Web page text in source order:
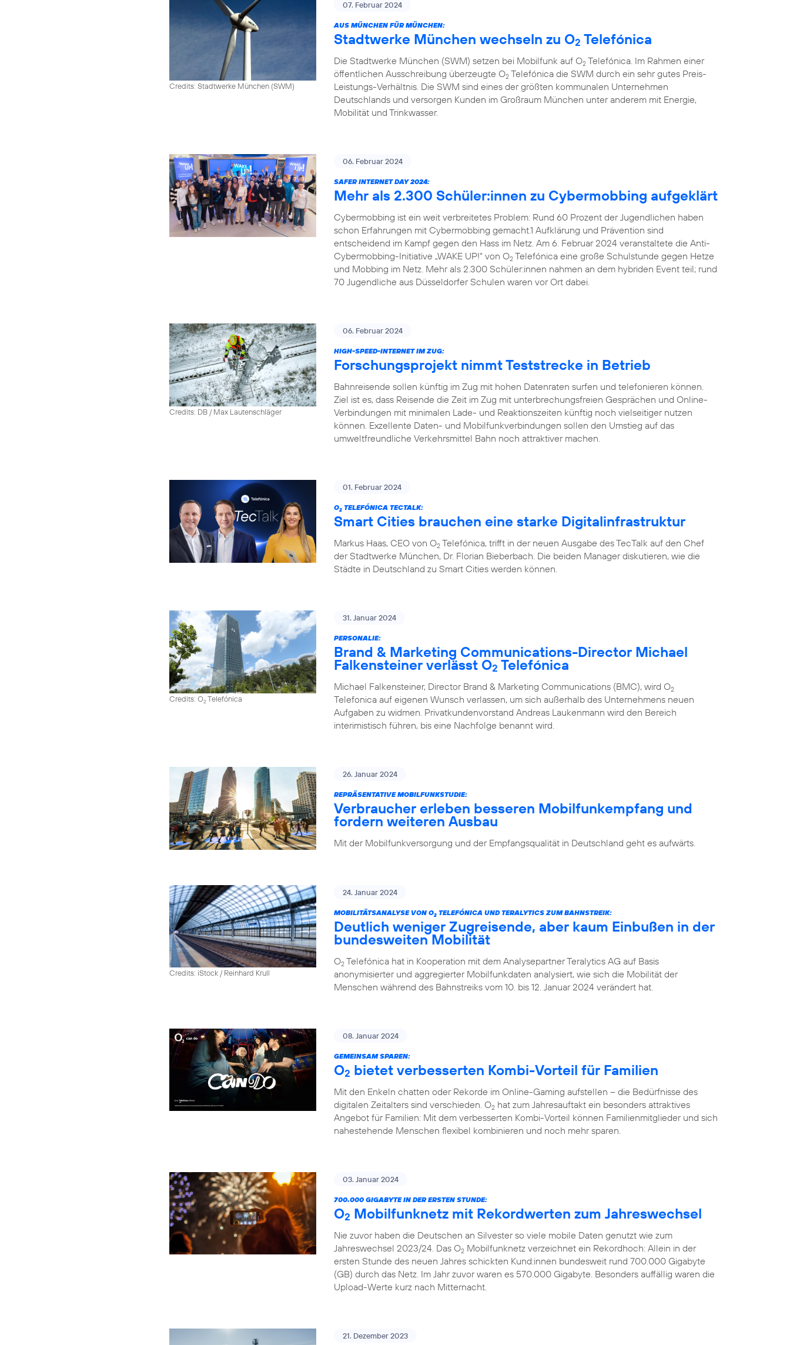
Credits: Stadtwerke München (SWM)
07. Februar 2024
AUS MÜNCHEN FÜR MÜNCHEN:
Stadtwerke München wechseln zu O2 Telefónica
Die Stadtwerke München (SWM) setzen bei Mobilfunk auf O2 Telefónica. Im Rahmen einer
öffentlichen Ausschreibung überzeugte O2 Telefónica die SWM durch ein sehr gutes Preis-
Leistungs-Verhältnis. Die SWM sind eines der größten kommunalen Unternehmen
Deutschlands und versorgen Kunden im Großraum München unter anderem mit Energie,
Mobilität und Trinkwasser.
06. Februar 2024
SAFER INTERNET DAY 2024:
Mehr als 2.300 Schüler:innen zu Cybermobbing aufgeklärt
Cybermobbing ist ein weit verbreitetes Problem: Rund 60 Prozent der Jugendlichen haben
schon Erfahrungen mit Cybermobbing gemacht.1 Aufklärung und Prävention sind
entscheidend im Kampf gegen den Hass im Netz. Am 6. Februar 2024 veranstaltete die Anti-
Cybermobbing-Initiative „WAKE UP!“ von O2 Telefónica eine große Schulstunde gegen Hetze
und Mobbing im Netz. Mehr als 2.300 Schüler:innen nahmen an dem hybriden Event teil; rund
70 Jugendliche aus Düsseldorfer Schulen waren vor Ort dabei.
Credits: DB / Max Lautenschläger
06. Februar 2024
HIGH-SPEED-INTERNET IM ZUG:
Forschungsprojekt nimmt Teststrecke in Betrieb
Bahnreisende sollen künftig im Zug mit hohen Datenraten surfen und telefonieren können.
Ziel ist es, dass Reisende die Zeit im Zug mit unterbrechungsfreien Gesprächen und Online-
Verbindungen mit minimalen Lade- und Reaktionszeiten künftig noch vielseitiger nutzen
können. Exzellente Daten- und Mobilfunkverbindungen sollen den Umstieg auf das
umweltfreundliche Verkehrsmittel Bahn noch attraktiver machen.
01. Februar 2024
O2 TELEFÓNICA TECTALK:
Smart Cities brauchen eine starke Digitalinfrastruktur
Markus Haas, CEO von O2 Telefónica, trifft in der neuen Ausgabe des TecTalk auf den Chef
der Stadtwerke München, Dr. Florian Bieberbach. Die beiden Manager diskutieren, wie die
Städte in Deutschland zu Smart Cities werden können.
Credits: O2Telefónica
31. Januar 2024
PERSONALIE:
Brand & Marketing Communications-Director Michael
Falkensteiner verlässt O2 Telefónica
Michael Falkensteiner, Director Brand & Marketing Communications (BMC), wird O2
Telefonica auf eigenen Wunsch verlassen, um sich außerhalb des Unternehmens neuen
Aufgaben zu widmen. Privatkundenvorstand Andreas Laukenmann wird den Bereich
interimistisch führen, bis eine Nachfolge benannt wird.
26. Januar 2024
REPRÄSENTATIVE MOBILFUNKSTUDIE:
Verbraucher erleben besseren Mobilfunkempfang und
fordern weiteren Ausbau
Mit der Mobilfunkversorgung und der Empfangsqualität in Deutschland geht es aufwärts.
Credits: iStock / Reinhard Krull
24. Januar 2024
MOBILITÄTSANALYSE VON O2 TELEFÓNICA UND TERALYTICS ZUM BAHNSTREIK:
Deutlich weniger Zugreisende, aber kaum Einbußen in der
bundesweiten Mobilität
O2 Telefónica hat in Kooperation mit dem Analysepartner Teralytics AG auf Basis
anonymisierter und aggregierter Mobilfunkdaten analysiert, wie sich die Mobilität der
Menschen während des Bahnstreiks vom 10. bis 12. Januar 2024 verändert hat.
08. Januar 2024
GEMEINSAM SPAREN:
O2 bietet verbesserten Kombi-Vorteil für Familien
Mit den Enkeln chatten oder Rekorde im Online-Gaming aufstellen – die Bedürfnisse des
digitalen Zeitalters sind verschieden. O2 hat zum Jahresauftakt ein besonders attraktives
Angebot für Familien: Mit dem verbesserten Kombi-Vorteil können Familienmitglieder und sich
nahestehende Menschen flexibel kombinieren und noch mehr sparen.
03. Januar 2024
700.000 GIGABYTE IN DER ERSTEN STUNDE:
O2 Mobilfunknetz mit Rekordwerten zum Jahreswechsel
Nie zuvor haben die Deutschen an Silvester so viele mobile Daten genutzt wie zum
Jahreswechsel 2023/24. Das O2 Mobilfunknetz verzeichnet ein Rekordhoch: Allein in der
ersten Stunde des neuen Jahres schickten Kund:innen bundesweit rund 700.000 Gigabyte
(GB) durch das Netz. Im Jahr zuvor waren es 570.000 Gigabyte. Besonders auffällig waren die
Upload-Werte kurz nach Mitternacht.
21. Dezember 2023